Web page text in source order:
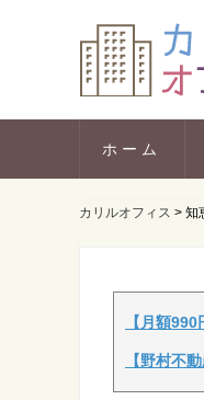
ホーム
カリルオフィス > 知
【月額
【野村不